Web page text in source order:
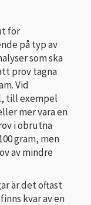
för
på typ av
som ska
prov tagna
Vid
till exempel
mer vara en
i obrutna
gram, men
av mindre
är det oftast
kvar av en